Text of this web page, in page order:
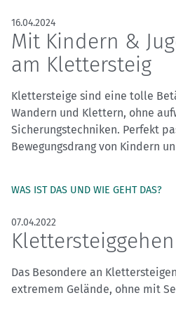
16.04.2024
Mit Kindern &
am Klettersteig
Klettersteige sind eine tolle
Wandern und Klettern, ohne
Sicherungstechniken. Perfekt
Bewegungsdrang von Kindern
WAS IST DAS UND WIE GEHT DAS?
07.04.2022
Klettersteiggehen
Das Besondere an
extremem Gelände, ohne mit